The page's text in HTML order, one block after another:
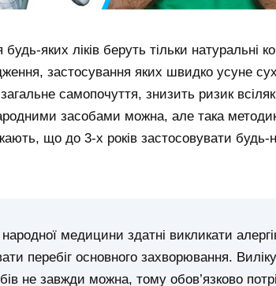
яких ліків беруть тільки натуральні
застосування яких швидко усуне
самопочуття, знизить ризик
засобами можна, але така
що до 3-х років застосовувати будь-
медицини здатні викликати
перебіг основного захворювання.
не завжди можна, тому обов’язково